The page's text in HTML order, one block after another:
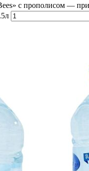
с прополисом —